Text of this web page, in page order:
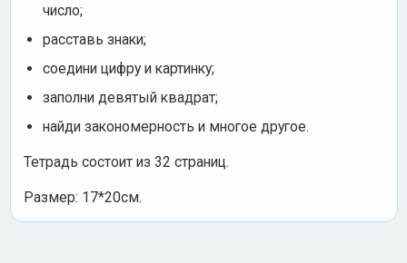
число;
расставь знаки;
соедини цифру и картинку;
заполни девятый квадрат;
найди закономерность и многое другое.
Тетрадь состоит из 32 страниц.
Размер: 17*20см.